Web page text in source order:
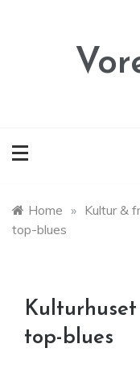
Home » Kultur &
top-blues
top-blues